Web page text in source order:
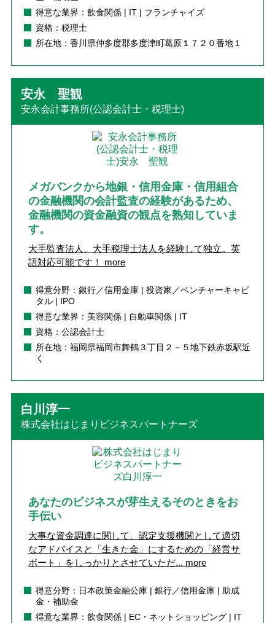
得意な業界：飲食関係 | IT | フランチャイズ
資格：税理士
所在地：香川県仲多度郡多度津町葛原１７２０番地１
安永 聖観
安永会計事務所(公認会計士・税理士)
メガバンクから地銀・信用金庫・信用組合
の金融機関の会計監査の経験があるため、
金融機関の資金融資の観点を熟知していま
す。
大手監査法人、大手税理士法人を経験して独立。英
語対応可能です！ more
得意分野：銀行／信用金庫 | 投資家／ベンチャーキャピ
タル | IPO
得意な業界：美容関係 | 自動車関係 | IT
資格：公認会計士
所在地：福岡県福岡市舞鶴３丁目２－５地下鉄赤坂駅近
く
白川淳一
株式会社はじまりビジネスパートナーズ
あなたのビジネスが芽生えるそのときをお
手伝い
大事な資金調達に関して、認定支援機関として適切
なアドバイスと「生きた金」にするための「経営サ
ポート」をしっかりとさせていただ... more
得意分野：日本政策金融公庫 | 銀行／信用金庫 | 助成
金・補助金
得意な業界：飲食関係 | EC・ネットショッピング | IT